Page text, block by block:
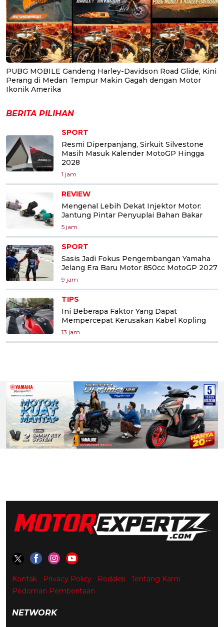
PUBG MOBILE Gandeng Harley-Davidson Road Glide, Kini
Perang di Medan Tempur Makin Gagah dengan Motor
Ikonik Amerika
BERITA PILIHAN
SPORT
Resmi Diperpanjang, Sirkuit Silvestone
Masih Masuk Kalender MotoGP Hingga
2028
1 jam
REVIEW
Mengenal Lebih Dekat Injektor Motor:
Jantung Pintar Penyuplai Bahan Bakar
5 jam
SPORT
Sasis Jadi Fokus Pengembangan Yamaha
Jelang Era Baru Motor 850cc MotoGP 2027
9 jam
TIPS
Ini Beberapa Faktor Yang Dapat
Mempercepat Kerusakan Kabel Kopling
13 jam
Kontak Privacy Policy Redaksi
Tentang Kami
Pedoman Pemberitaan
NETWORK